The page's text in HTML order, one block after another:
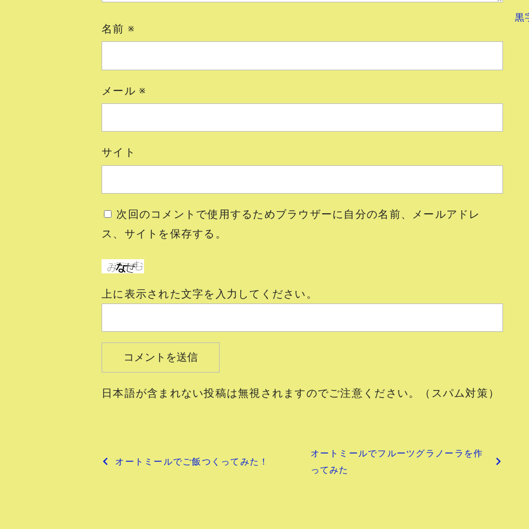
名前 ※
メール ※
サイト
次回のコメントで使用するためブラウザーに自分の名前、メールアドレ
ス、サイトを保存する。
上に表示された文字を入力してください。
日本語が含まれない投稿は無視されますのでご注意ください。（スパム対策）
オートミールでご飯つくってみた！
オートミールでフルーツグラノーラを作
ってみた
黒